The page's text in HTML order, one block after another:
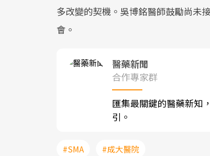
多改變的契機。吳博銘醫師鼓勵尚未
會。
醫藥新聞
合作專家群
匯集最關鍵的醫藥新知
引。
#SMA #成大醫院